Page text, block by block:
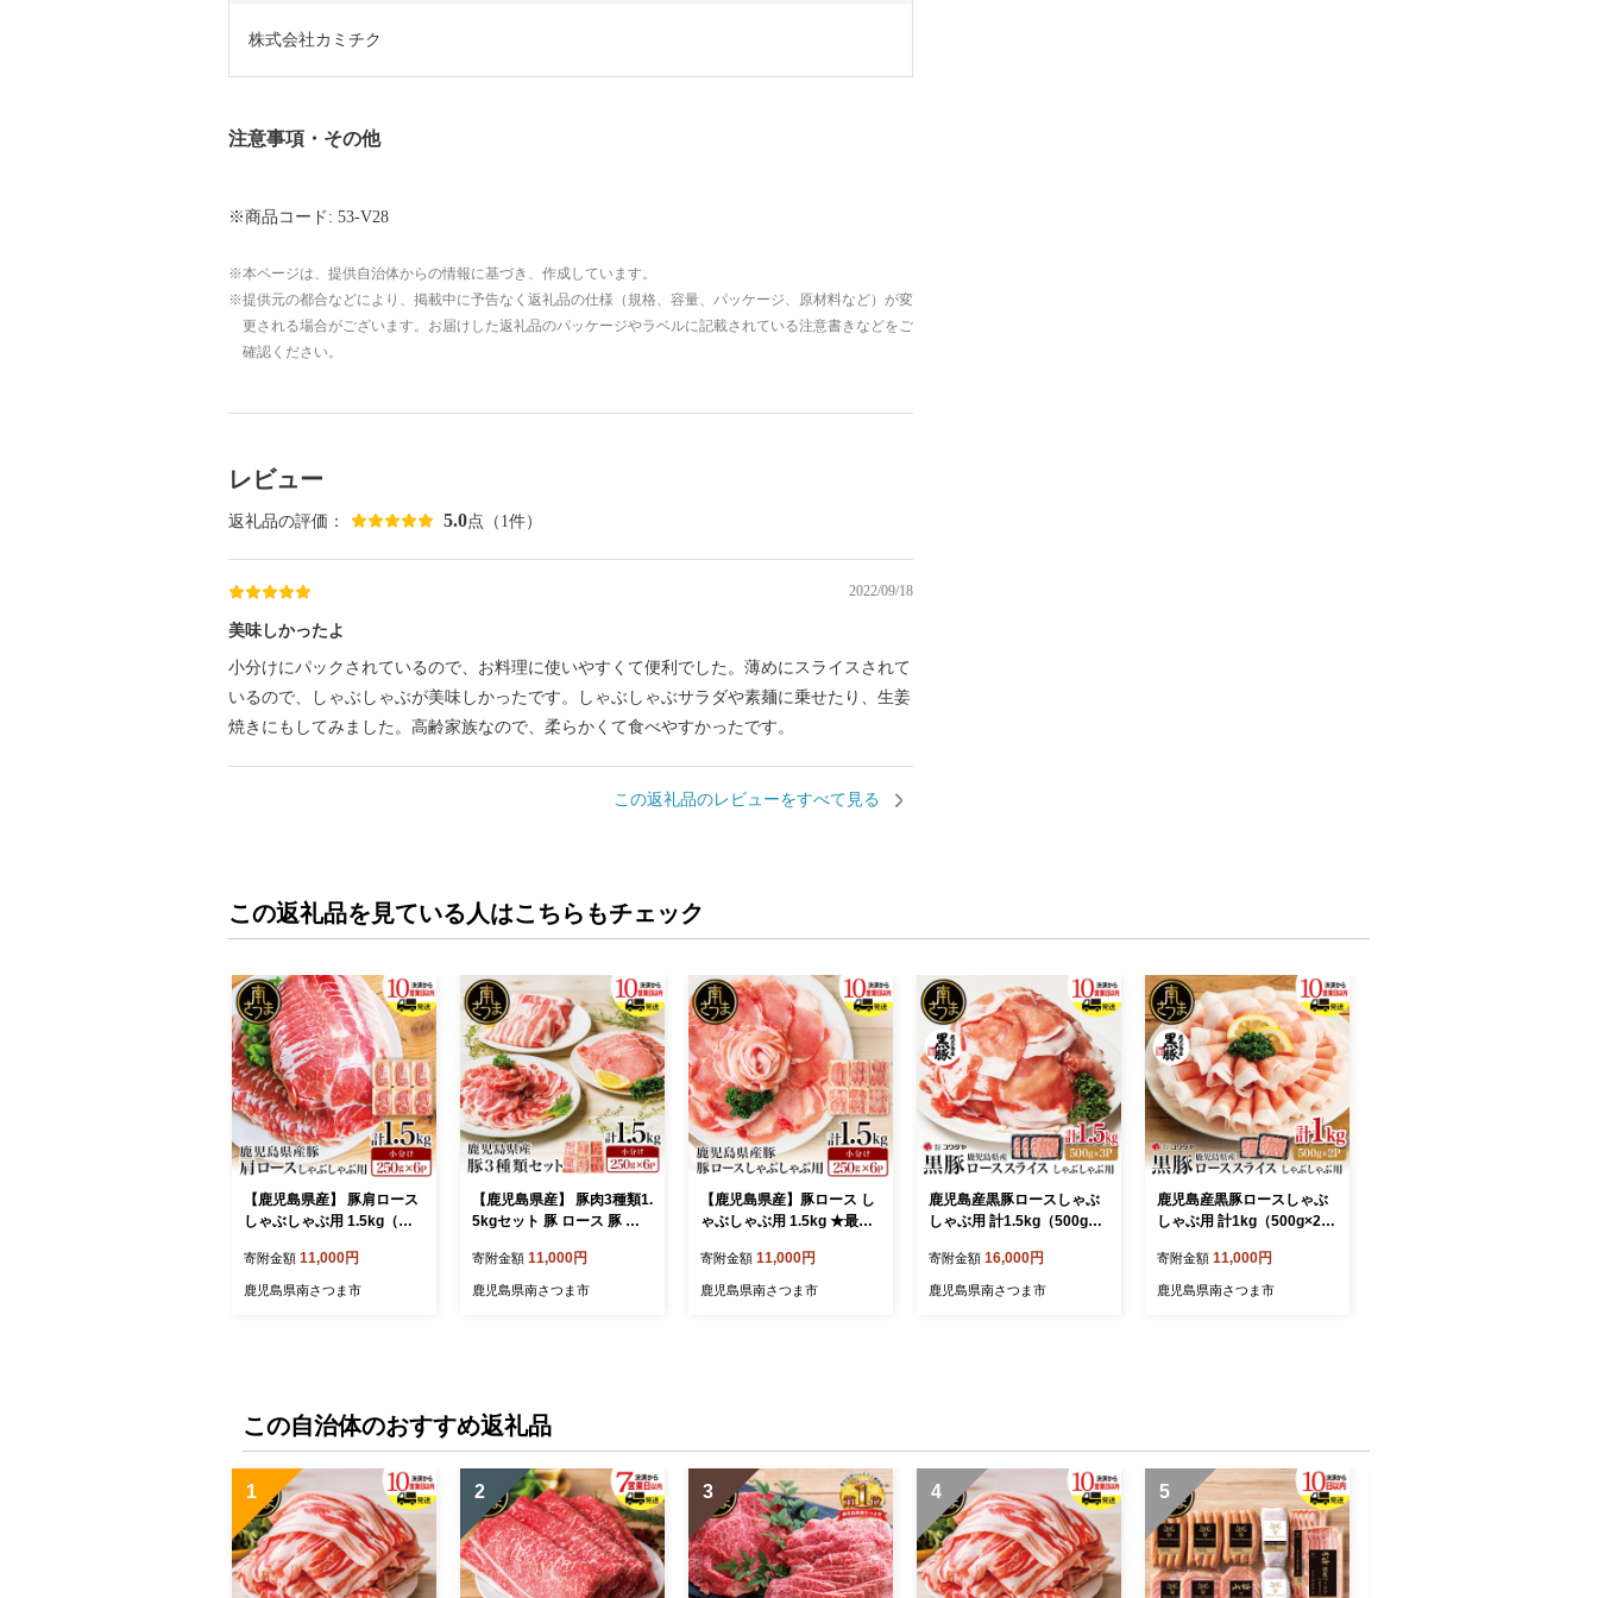
株式会社カミチク
注意事項・その他
※商品コード: 53-V28
本ページは、提供自治体からの情報に基づき、作成しています。
提供元の都合などにより、掲載中に予告なく返礼品の仕様（規格、容量、パッケージ、原材料など）が変
更される場合がございます。お届けした返礼品のパッケージやラベルに記載されている注意書きなどをご
確認ください。
レビュー
返礼品の評価： 5.0点（1件）
2022/09/18
美味しかったよ
小分けにパックされているので、お料理に使いやすくて便利でした。薄めにスライスされて
いるので、しゃぶしゃぶが美味しかったです。しゃぶしゃぶサラダや素麺に乗せたり、生姜
焼きにもしてみました。高齢家族なので、柔らかくて食べやすかったです。
この返礼品のレビューをすべて見る
この返礼品を見ている人はこちらもチェック
【鹿児島県産】 豚肩ロース
しゃぶしゃぶ用 1.5kg（小
お鍋 小分けパック しゃぶし
ゃぶ肉 豚しゃぶ 冷しゃぶ
寄附金額 11,000円
鹿児島県南さつま市
【鹿児島県産】 豚肉3種類1.
5kgセット 豚 ロース 豚 バ
ゃぶしゃぶ 生姜焼き お肉
豚肉 小分け 冷凍 カミチク
寄附金額 11,000円
鹿児島県南さつま市
【鹿児島県産】豚ロース し
ゃぶしゃぶ用 1.5kg ★最短
品！／ 小分け パック しゃ
ぶしゃぶ用 お肉 豚肉 冷凍
寄附金額 11,000円
鹿児島県南さつま市
鹿児島産黒豚ロースしゃぶ
しゃぶ用 計1.5kg（500g×3
鍋 冷凍 スライス 小分け コ
ワダヤ 南さつま市
寄附金額 16,000円
鹿児島県南さつま市
鹿児島産黒豚ロースしゃぶ
しゃぶ用 計1kg（500g×2
鍋 冷凍 スライス 小分け コ
ワダヤ 南さつま市
寄附金額 11,000円
鹿児島県南さつま市
この自治体のおすすめ返礼品
1 2 3 4 5